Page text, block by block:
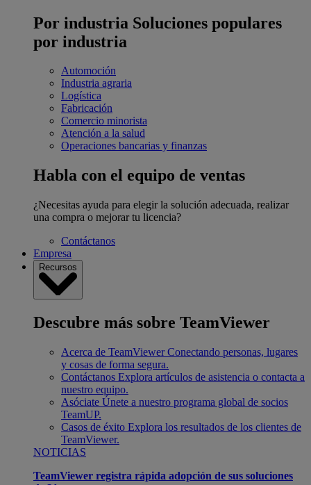
Por industria Soluciones populares
por industria
Automoción
Industria agraria
Logística
Fabricación
Comercio minorista
Atención a la salud
Operaciones bancarias y finanzas
Habla con el equipo de ventas
¿Necesitas ayuda para elegir la solución adecuada, realizar
una compra o mejorar tu licencia?
Contáctanos
Empresa
Recursos
Descubre más sobre TeamViewer
Acerca de TeamViewer Conectando personas, lugares
y cosas de forma segura.
Contáctanos Explora artículos de asistencia o contacta a
nuestro equipo.
Asóciate Únete a nuestro programa global de socios
TeamUP.
Casos de éxito Explora los resultados de los clientes de
TeamViewer.
NOTICIAS
TeamViewer registra rápida adopción de sus soluciones